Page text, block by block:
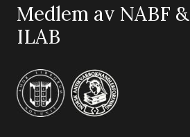
Medlem av NABF &
ILAB